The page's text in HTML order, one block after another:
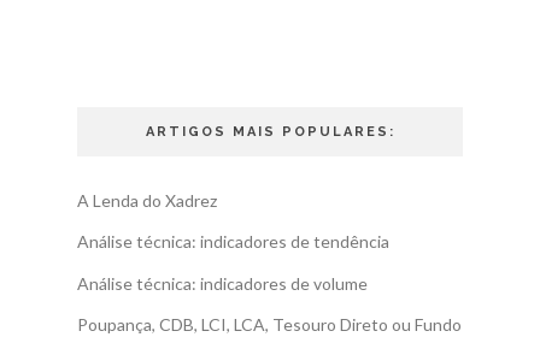
ARTIGOS MAIS POPULARES:
A Lenda do Xadrez
Análise técnica: indicadores de tendência
Análise técnica: indicadores de volume
Poupança, CDB, LCI, LCA, Tesouro Direto ou Fundo